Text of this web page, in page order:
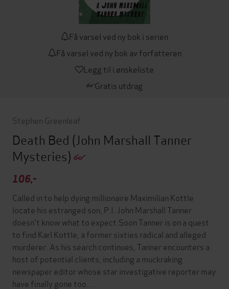
Få varsel ved ny bok i serien
Få varsel ved ny bok av forfatteren
Legg til i ønskeliste
Gratis utdrag
Stephen Greenleaf
Death Bed (John Marshall Tanner
Mysteries)
106,-
Called in to help dying millionaire Maximilian Kottle
locate his estranged son, P.I. John Marshall Tanner
doesn't know what to expect.Soon Tanner is on a quest
to find Karl Kottle, a former sixties radical and alleged
murderer. As his search continues, Tanner encounters a
host of potential clients, including a muckraking
newspaper editor whose star investigative reporter may
have finally gone too…